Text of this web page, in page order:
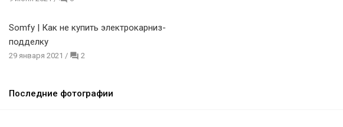
Somfy | Как не купить электрокарниз-
подделку
29 января 2021 / 2
Последние фотографии